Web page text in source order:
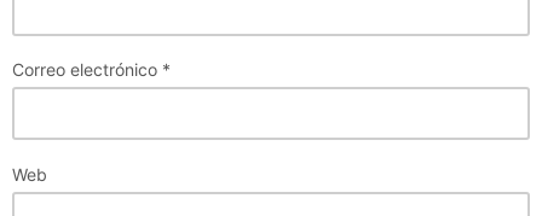
Correo electrónico *
Web